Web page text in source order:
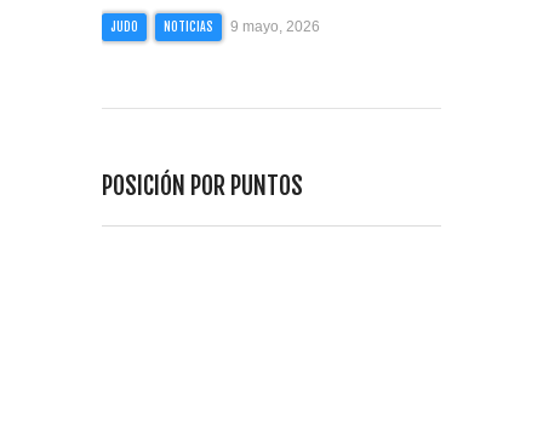
JUDO NOTICIAS 9 mayo, 2026
POSICIÓN POR PUNTOS